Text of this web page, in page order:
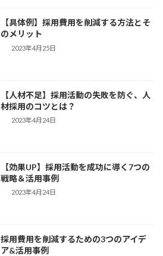
【具体例】採用費用を削減する方法とそ
のメリット
2023年4月25日
【人材不足】採用活動の失敗を防ぐ、人
材採用のコツとは？
2023年4月24日
【効果UP】採用活動を成功に導く7つの
戦略＆活用事例
2023年4月24日
採用費用を削減するための3つのアイデ
ア&活用事例